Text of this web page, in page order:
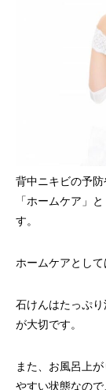
背中ニキビの予防
「ホームケア」
す。
ホームケアとし
石けんはたっぷ
が大切です。
また、お風呂上
やすい状態なの